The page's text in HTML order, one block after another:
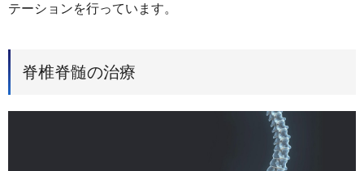
テーションを行っています。
脊椎脊髄の治療